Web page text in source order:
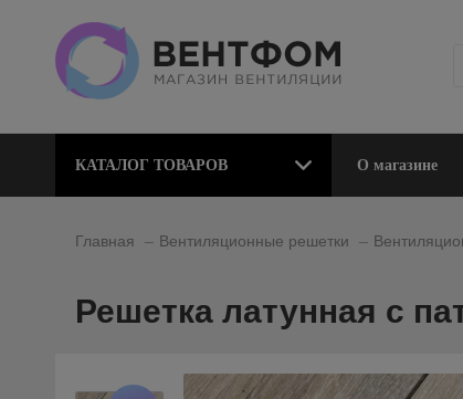
КАТАЛОГ ТОВАРОВ О магазине
Главная Вентиляционные решетки
Решетка латунная с